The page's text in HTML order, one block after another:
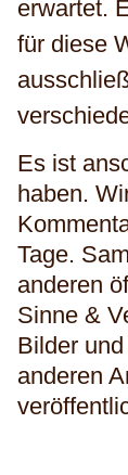
erwartet.
für diese
Es ist
haben.
Tage.
anderen
Sinne &
Bilder
anderen